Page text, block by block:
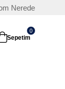
Nerede
Sepetim
0